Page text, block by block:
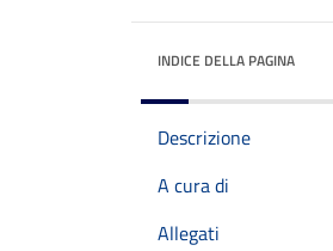
INDICE DELLA PAGINA
Descrizione
A cura di
Allegati